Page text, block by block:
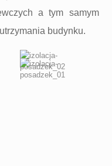
a tym samym
budynku.